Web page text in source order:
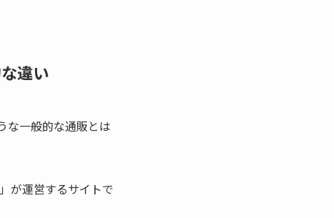
違い
な一般的な通販とは
が運営するサイトで